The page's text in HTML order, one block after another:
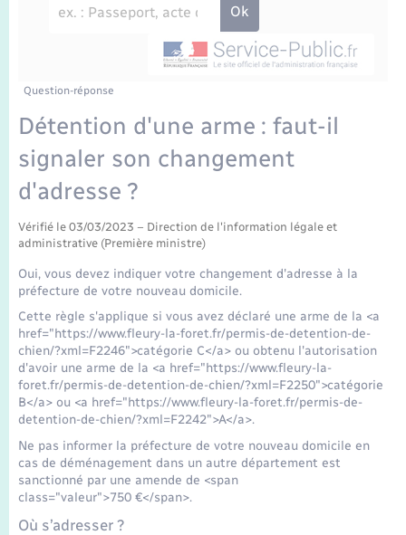
Etat-civil - Papiers - Citoyenneté
Parrainage civil
Concessions funéraires
Nouvel habitant
Numérique
Organisation d’événement
Sécurité - Prévention
Seniors
Transports
Transports scolaires
Voirie et espace public
Travaux - Autorisation d’occupation de l’espace
Plan interactif
Question-réponse
Détention d'une arme : faut-il
signaler son changement
d'adresse ?
Vérifié le 03/03/2023 – Direction de l'information légale et
administrative (Première ministre)
Oui, vous devez indiquer votre changement d'adresse à la
préfecture de votre nouveau domicile.
Cette règle s'applique si vous avez déclaré une arme de la <a
href="https://www.fleury-la-foret.fr/permis-de-detention-de-
chien/?xml=F2246">catégorie C</a> ou obtenu l'autorisation
d'avoir une arme de la <a href="https://www.fleury-la-
foret.fr/permis-de-detention-de-chien/?xml=F2250">catégorie
B</a> ou <a href="https://www.fleury-la-foret.fr/permis-de-
detention-de-chien/?xml=F2242">A</a>.
Ne pas informer la préfecture de votre nouveau domicile en
cas de déménagement dans un autre département est
sanctionné par une amende de <span
class="valeur">750 €</span>.
Où s’adresser ?